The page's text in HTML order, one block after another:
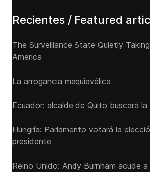
Recientes / Featured
The Surveillance State Quietly
America
La arrogancia maquiavélica
Ecuador: alcalde de Quito buscará la
Hungría: Parlamento votará la
presidente
Reino Unido: Andy ‌Burnham acude a